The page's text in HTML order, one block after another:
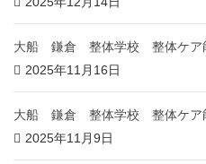
大船 鎌倉 整体学校 整体ケ
2025年11月16日
大船 鎌倉 整体学校 整体ケ
2025年11月9日